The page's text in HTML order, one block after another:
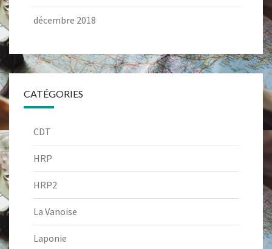
décembre 2018
CATÉGORIES
CDT
HRP
HRP2
La Vanoise
Laponie